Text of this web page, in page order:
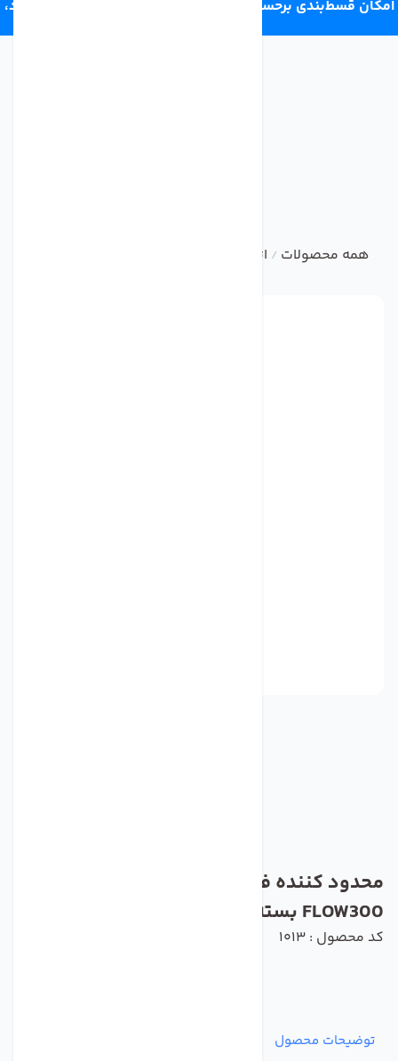
امکان قسط‌بندی برحسب اعتبار ترب‌پی 4 قسط ماهانه. بدون سود،
همه محصولات / اتصالات تصفیه آب خانگی
محدود کننده فاضلاب دستگاه تصفیه آب مدل
FLOW300 بسته 5 عددی
کد محصول : 1013
توضیحات محصول